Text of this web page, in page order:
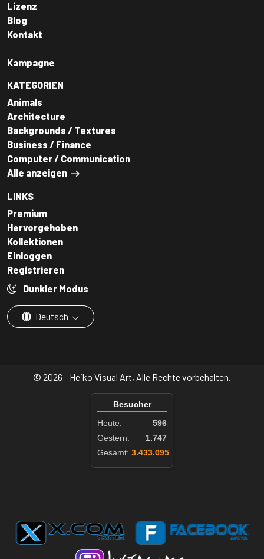
Lizenz
Blog
Kontakt
Kampagne
KATEGORIEN
Animals
Architecture
Backgrounds / Textures
Business / Finance
Computer / Communication
Alle anzeigen
LINKS
Premium
Hervorgehoben
Kollektionen
Einloggen
Registrieren
Dunkler Modus
Deutsch
© 2026 - Heiko Visual Art, Alle Rechte vorbehalten.
Besucher
Heute:
596
Gestern:
1.747
Gesamt: 3.433.095